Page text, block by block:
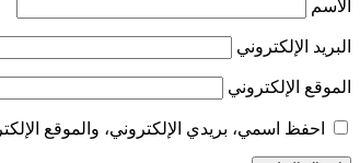
الاسم
البريد الإلكتروني
الموقع الإلكتروني
احفظ اسمي، بريدي الإلكتروني، والموقع